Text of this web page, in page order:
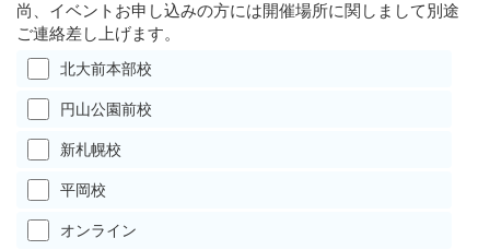
尚、イベントお申し込みの方には開催場所に関しまして別途
ご連絡差し上げます。
北大前本部校
円山公園前校
新札幌校
平岡校
オンライン